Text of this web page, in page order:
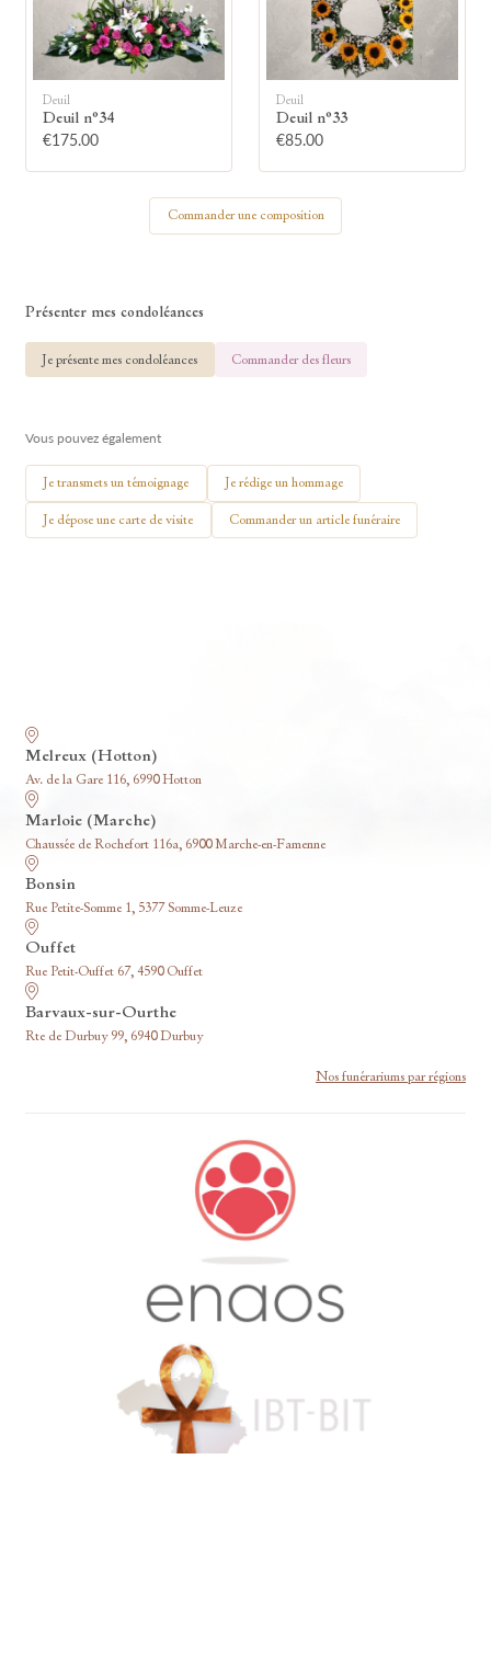
allumant symboliquement une bougie.
Votre nom
Deuil
Deuil n°34
€175.00
Deuil
Deuil n°33
€85.00
Commander une composition
Présenter mes condoléances
Je présente mes condoléances Commander des fleurs
Vous pouvez également
Je transmets un témoignage Je rédige un hommage
Je dépose une carte de visite Commander un article funéraire
Melreux (Hotton)
Av. de la Gare 116, 6990 Hotton
Marloie (Marche)
Chaussée de Rochefort 116a, 6900 Marche-en-Famenne
Bonsin
Rue Petite-Somme 1, 5377 Somme-Leuze
Ouffet
Rue Petit-Ouffet 67, 4590 Ouffet
Barvaux-sur-Ourthe
Rte de Durbuy 99, 6940 Durbuy
Nos funérariums par régions